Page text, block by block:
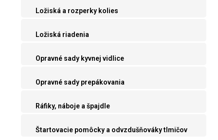
Ložiská a rozperky kolies
Ložiská riadenia
Opravné sady kyvnej vidlice
Opravné sady prepákovania
Ráfiky, náboje a špajdle
Štartovacie pomôcky a odvzdušňováky tlmičov